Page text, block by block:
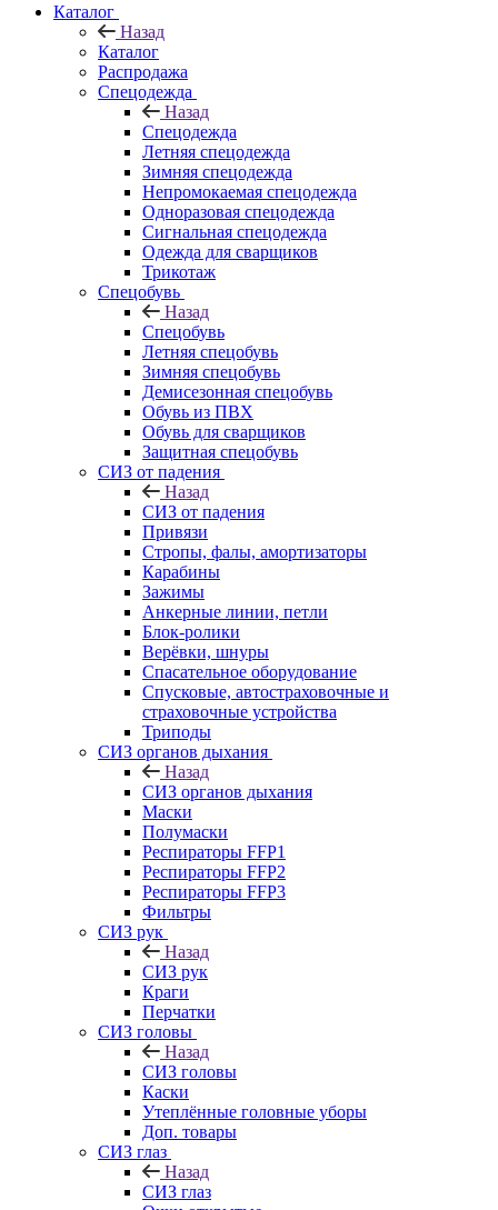
Каталог
Назад
Каталог
Распродажа
Спецодежда
Назад
Спецодежда
Летняя спецодежда
Зимняя спецодежда
Непромокаемая спецодежда
Одноразовая спецодежда
Сигнальная спецодежда
Одежда для сварщиков
Трикотаж
Спецобувь
Назад
Спецобувь
Летняя спецобувь
Зимняя спецобувь
Демисезонная спецобувь
Обувь из ПВХ
Обувь для сварщиков
Защитная спецобувь
СИЗ от падения
Назад
СИЗ от падения
Привязи
Стропы, фалы, амортизаторы
Карабины
Зажимы
Анкерные линии, петли
Блок-ролики
Верёвки, шнуры
Спасательное оборудование
Спусковые, автостраховочные и
страховочные устройства
Триподы
СИЗ органов дыхания
Назад
СИЗ органов дыхания
Маски
Полумаски
Респираторы FFP1
Респираторы FFP2
Респираторы FFP3
Фильтры
СИЗ рук
Назад
СИЗ рук
Краги
Перчатки
СИЗ головы
Назад
СИЗ головы
Каски
Утеплённые головные уборы
Доп. товары
СИЗ глаз
Назад
СИЗ глаз